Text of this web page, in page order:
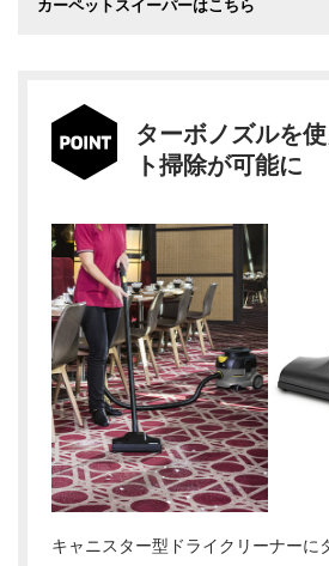
カーペットスイーパーはこちら
ターボノズルを
ト掃除が可能に
キャニスター型ドライクリーナーに